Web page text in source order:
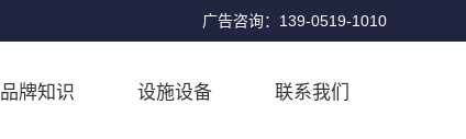
广告咨询：139-0519-1010
品牌知识 设施设备 联系我们